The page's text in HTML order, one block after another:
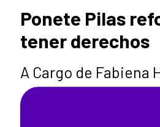
Ponete Pilas
tener derechos
A Cargo de Fabiena